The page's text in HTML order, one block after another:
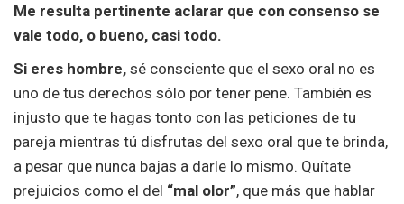
Me resulta pertinente aclarar que con consenso se
vale todo, o bueno, casi todo.
Si eres hombre, sé consciente que el sexo oral no es
uno de tus derechos sólo por tener pene. También es
injusto que te hagas tonto con las peticiones de tu
pareja mientras tú disfrutas del sexo oral que te brinda,
a pesar que nunca bajas a darle lo mismo. Quítate
prejuicios como el del “mal olor”, que más que hablar